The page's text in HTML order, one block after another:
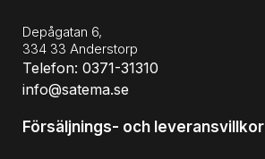
Depågatan 6,
334 33 Anderstorp
Telefon: 0371-31310
info@satema.se
Försäljnings- och leveransvillkor